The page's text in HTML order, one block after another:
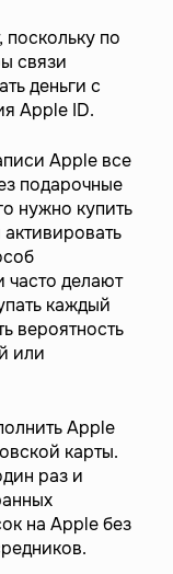
поскольку по
связи
деньги с
Apple ID.
Apple все
подарочные
нужно купить
часто делают
каждый
вероятность
или
Apple
карты.
раз и
на Apple без